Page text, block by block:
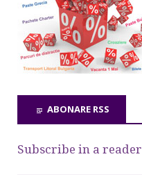
ABONARE RSS
Subscribe in a reader